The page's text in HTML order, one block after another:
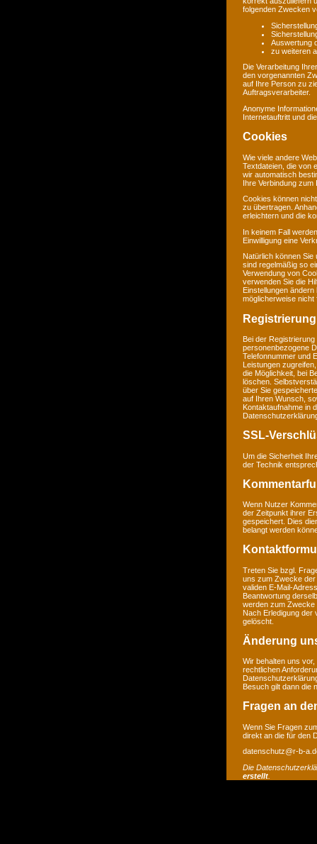
folgenden Zwecken
Auswertung
zu weiteren
Die Verarbeitung
den vorgenannten
auf Ihre Person zu
Auftragsverarbeiter.
Anonyme
Internetauftritt und
Cookies
Wie viele andere
Textdateien, die von
wir automatisch
Ihre Verbindung zum
Cookies können
zu übertragen.
erleichtern und die
In keinem Fall
Einwilligung eine
Natürlich können
sind regelmäßig so
Verwendung von
verwenden Sie die
Einstellungen
möglicherweise nicht
Bei der
personenbezogene
Telefonnummer und
Leistungen
die Möglichkeit, bei
löschen.
über Sie
auf Ihren Wunsch,
Kontaktaufnahme in
SSL-
Um die Sicherheit
der Technik
Wenn Nutzer
der Zeitpunkt ihrer
gespeichert. Dies
belangt werden
Treten Sie bzgl.
uns zum Zwecke der
validen E-Mail-
Beantwortung
werden zum Zwecke
Nach Erledigung der
gelöscht.
Änderung
Wir behalten uns
rechtlichen
Besuch gilt dann die
Fragen an
Wenn Sie Fragen
direkt an die für den
datenschutz@r-b-
Die
erstellt